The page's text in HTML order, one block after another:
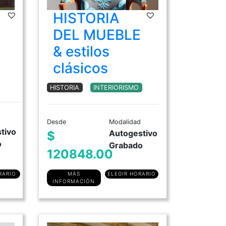
DIPLOMATURA en Historia del Arte
Moda Histórica Argentina
Historia del Mueble & Estilos Clásicos
Historia del Mueble Moderno y
HISTORIA
DEL MUEBLE
& estilos
clásicos
HISTORIA INTERIORISMO
Desde
$
120848.00
Modalidad
Autogestivo
Grabado
MÁS
INFORMACIÓN
ELEGIR HORARIO